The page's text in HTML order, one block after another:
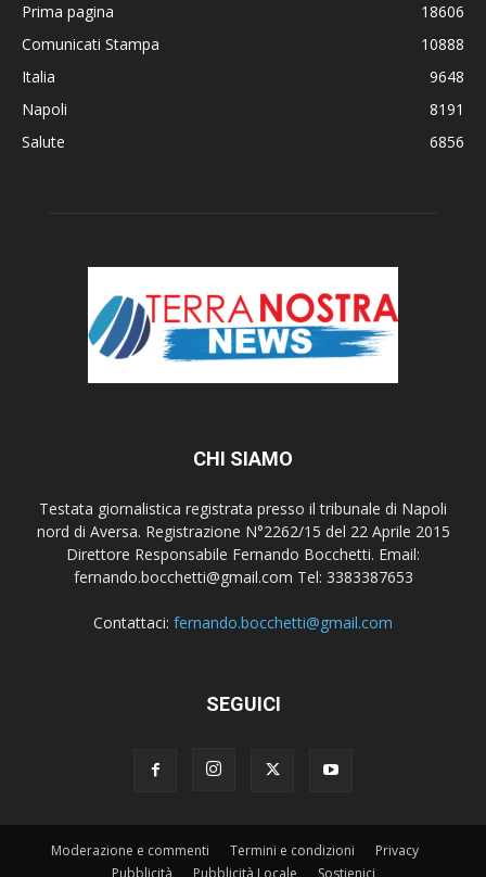
Prima pagina
18606
Comunicati Stampa
10888
Italia
9648
Napoli
8191
Salute
6856
CHI SIAMO
Testata giornalistica registrata presso il tribunale di Napoli
nord di Aversa. Registrazione N°2262/15 del 22 Aprile 2015
Direttore Responsabile Fernando Bocchetti. Email:
fernando.bocchetti@gmail.com Tel: 3383387653
Contattaci: fernando.bocchetti@gmail.com
SEGUICI
Moderazione e commenti Termini e condizioni
Privacy
Pubblicità
Pubblicità Locale Sostienici